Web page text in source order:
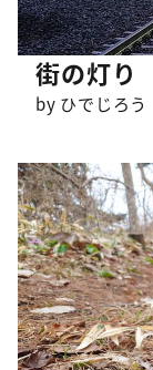
街の灯り
by ひでじろう